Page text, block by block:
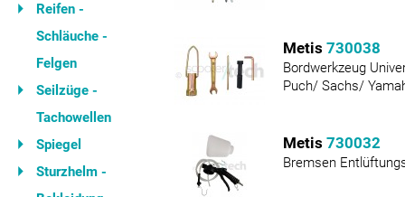
Reifen -
Schläuche -
Felgen
Seilzüge -
Tachowellen
Spiegel
Sturzhelm -
Metis 730038
Bordwerkzeug
Puch/ Sachs/
Metis 730032
Bremsen